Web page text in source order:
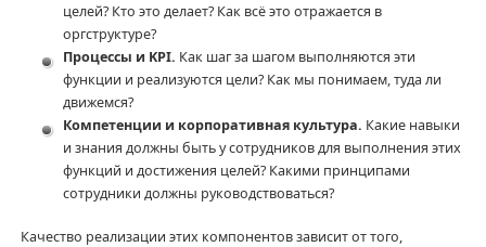
целей? Кто это делает? Как всё это отражается в
оргструктуре?
Процессы и KPI. Как шаг за шагом выполняются эти
функции и реализуются цели? Как мы понимаем, туда ли
движемся?
Компетенции и корпоративная культура. Какие навыки
и знания должны быть у сотрудников для выполнения этих
функций и достижения целей? Какими принципами
сотрудники должны руководствоваться?
Качество реализации этих компонентов зависит от того,